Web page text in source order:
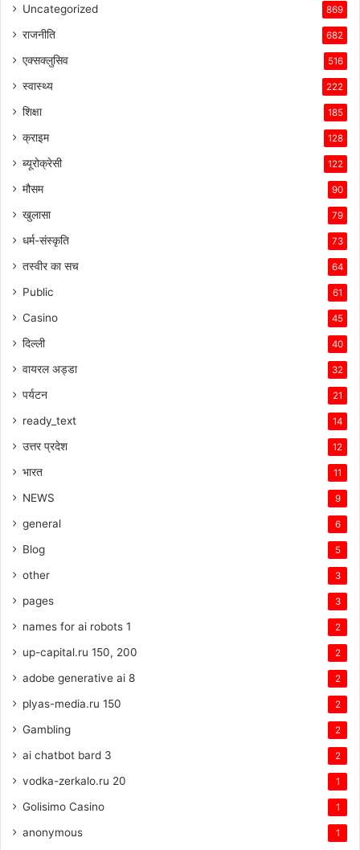
Uncategorized 869
राजनीति 682
एक्सक्लुसिव 516
स्वास्थ्य 222
शिक्षा 185
क्राइम 128
ब्यूरोक्रेसी 122
मौसम 90
खुलासा 79
धर्म-संस्कृति 73
तस्वीर का सच 64
Public 61
Casino 45
दिल्ली 40
वायरल अड्डा 32
पर्यटन 21
ready_text 14
उत्तर प्रदेश 12
भारत 11
NEWS 9
general 6
Blog 5
other 3
pages 3
names for ai robots 1 2
up-capital.ru 150, 200 2
adobe generative ai 8 2
plyas-media.ru 150 2
Gambling 2
ai chatbot bard 3 2
vodka-zerkalo.ru 20 1
Golisimo Casino 1
anonymous 1